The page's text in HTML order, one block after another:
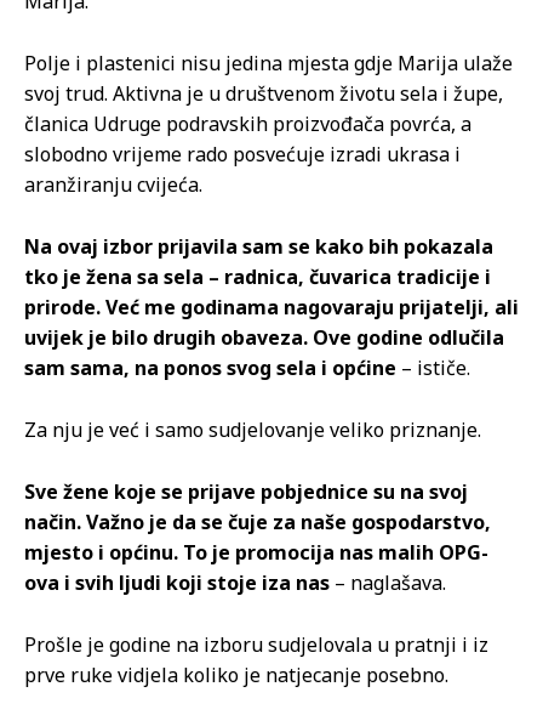
Polje i plastenici nisu jedina mjesta gdje Marija ulaže
svoj trud. Aktivna je u društvenom životu sela i župe,
članica Udruge podravskih proizvođača povrća, a
slobodno vrijeme rado posvećuje izradi ukrasa i
aranžiranju cvijeća.
Na ovaj izbor prijavila sam se kako bih pokazala
tko je žena sa sela – radnica, čuvarica tradicije i
prirode. Već me godinama nagovaraju prijatelji, ali
uvijek je bilo drugih obaveza. Ove godine odlučila
sam sama, na ponos svog sela i općine – ističe.
Za nju je već i samo sudjelovanje veliko priznanje.
Sve žene koje se prijave pobjednice su na svoj
način. Važno je da se čuje za naše gospodarstvo,
mjesto i općinu. To je promocija nas malih OPG-
ova i svih ljudi koji stoje iza nas – naglašava.
Prošle je godine na izboru sudjelovala u pratnji i iz
prve ruke vidjela koliko je natjecanje posebno.